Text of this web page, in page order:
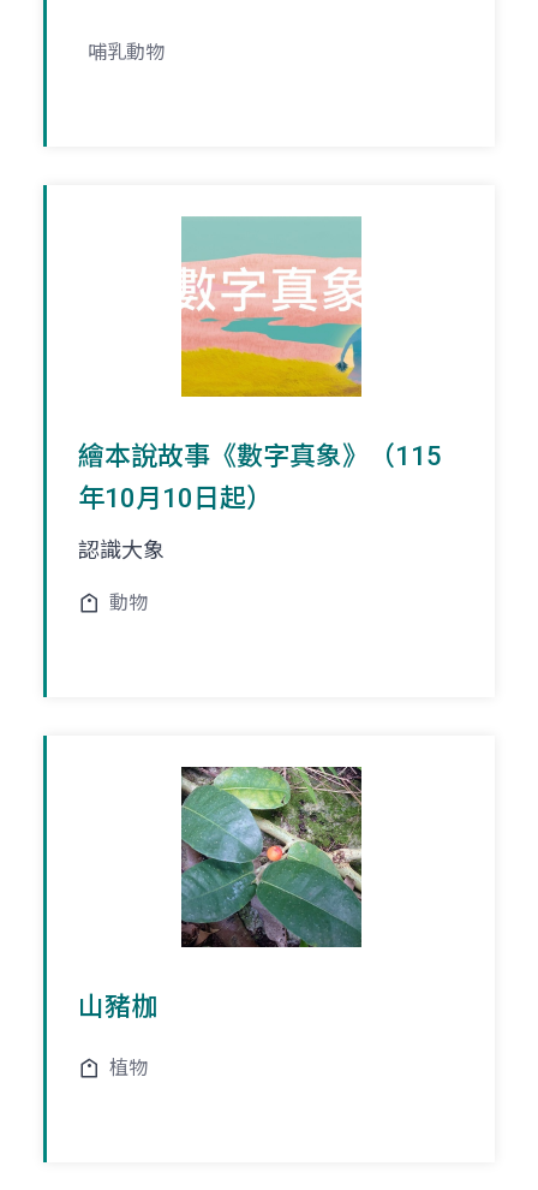
哺乳動物
繪本說故事《數字真象》（115
年10月10日起）
認識大象
動物
山豬枷
植物